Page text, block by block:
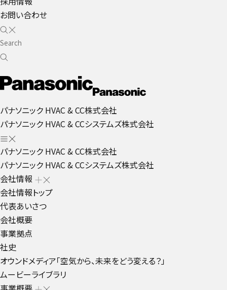
お問い合わせ
パナソニック HVAC & CC株式会社
パナソニック HVAC & CCシステムズ株式会社
パナソニック HVAC & CC株式会社
パナソニック HVAC & CCシステムズ株式会社
会社情報
会社情報トップ
代表あいさつ
会社概要
事業拠点
社史
オウンドメディア「空気から、未来をどう変える？」
ムービーライブラリ